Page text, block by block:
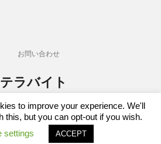
お問い合わせ
ラバイト
備忘録サイト。主にゲーム。
バイト , 2026 All Rights Reserved.
to improve your experience. We'll
this, but you can opt-out if you wish.
settings
ACCEPT